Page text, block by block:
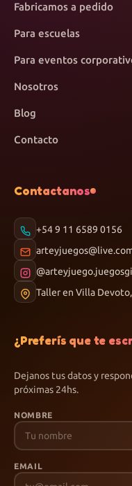
Fabricamos a pedido
Para escuelas
Para eventos
Nosotros
Blog
Contacto
Contactanos
+54 9 11 6589 0156
Taller en Villa
¿Preferís que te
Dejanos tus datos y
próximas 24hs.
NOMBRE
EMAIL